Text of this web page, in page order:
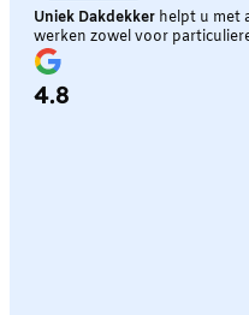
Uniek Dakdekker helpt u met
werken zowel voor
4.8